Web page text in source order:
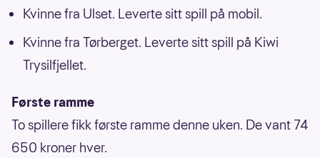
Kvinne fra Ulset. Leverte sitt spill på mobil.
Kvinne fra Tørberget. Leverte sitt spill på Kiwi
Trysilfjellet.
Første ramme
To spillere fikk første ramme denne uken. De vant 74
650 kroner hver.